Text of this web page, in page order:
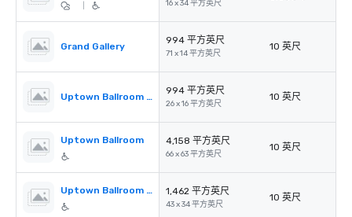
16 x 34 平方英尺
Grand Gallery
994 平方英尺
71 x 14 平方英尺
10 英尺
Uptown Ballroom Pre-Function
994 平方英尺
26 x 16 平方英尺
10 英尺
Uptown Ballroom 4,158 平方英尺
66 x 63 平方英尺
10 英尺
Uptown Ballroom Section A 1,462 平方英尺
43 x 34 平方英尺
10 英尺